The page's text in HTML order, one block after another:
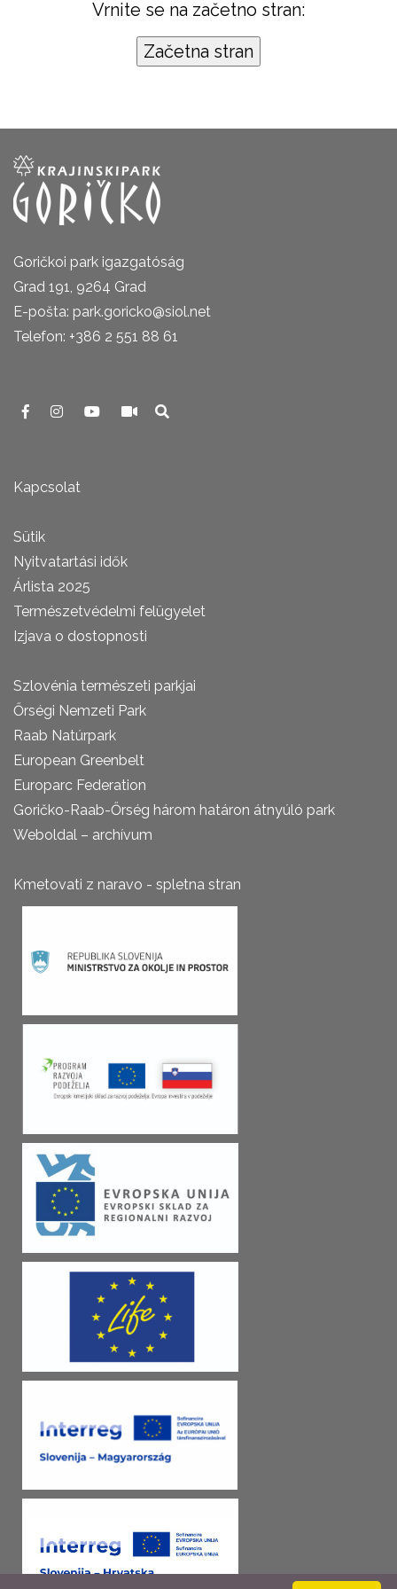
Vrnite se na začetno stran:
Goričkoi park igazgatóság
Grad 191, 9264 Grad
E-pošta: park.goricko@siol.net
Telefon: +386 2 551 88 61
Kapcsolat
Sütik
Nyitvatartási idők
Árlista 2025
Természetvédelmi felügyelet
Izjava o dostopnosti
Szlovénia természeti parkjai
Őrségi Nemzeti Park
Raab Natúrpark
European Greenbelt
Europarc Federation
Goričko-Raab-Őrség három határon átnyúló park
Weboldal – archívum
Kmetovati z naravo - spletna stran